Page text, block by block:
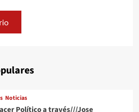
Noticias
Político a través///Jose